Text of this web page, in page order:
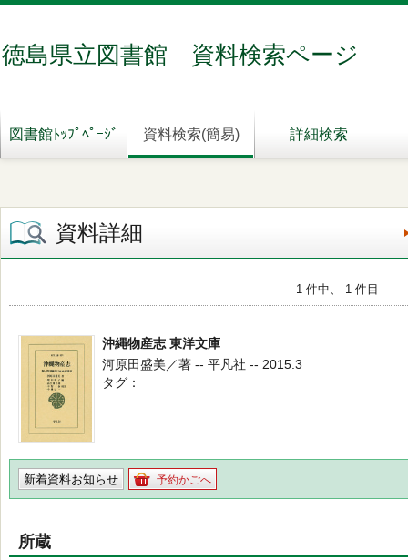
徳島県立図書館 資料検索ページ
図書館ﾄｯﾌﾟﾍﾟｰｼﾞ 資料検索(簡易) 詳細検索
資料詳細
1 件中、 1 件目
沖縄物産志 東洋文庫
河原田盛美／著 -- 平凡社 -- 2015.3
タグ
新着資料お知らせ 予約かごへ
所蔵